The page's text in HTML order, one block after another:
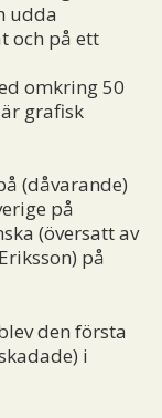
udda
och på ett
omkring 50
är grafisk
(dåvarande)
på
(översatt av
på
den första
i